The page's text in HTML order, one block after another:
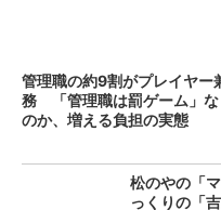
管理職の約9割がプレイヤー
務 「管理職は罰ゲーム」な
のか、増える負担の実態
松のやの「
っくりの「